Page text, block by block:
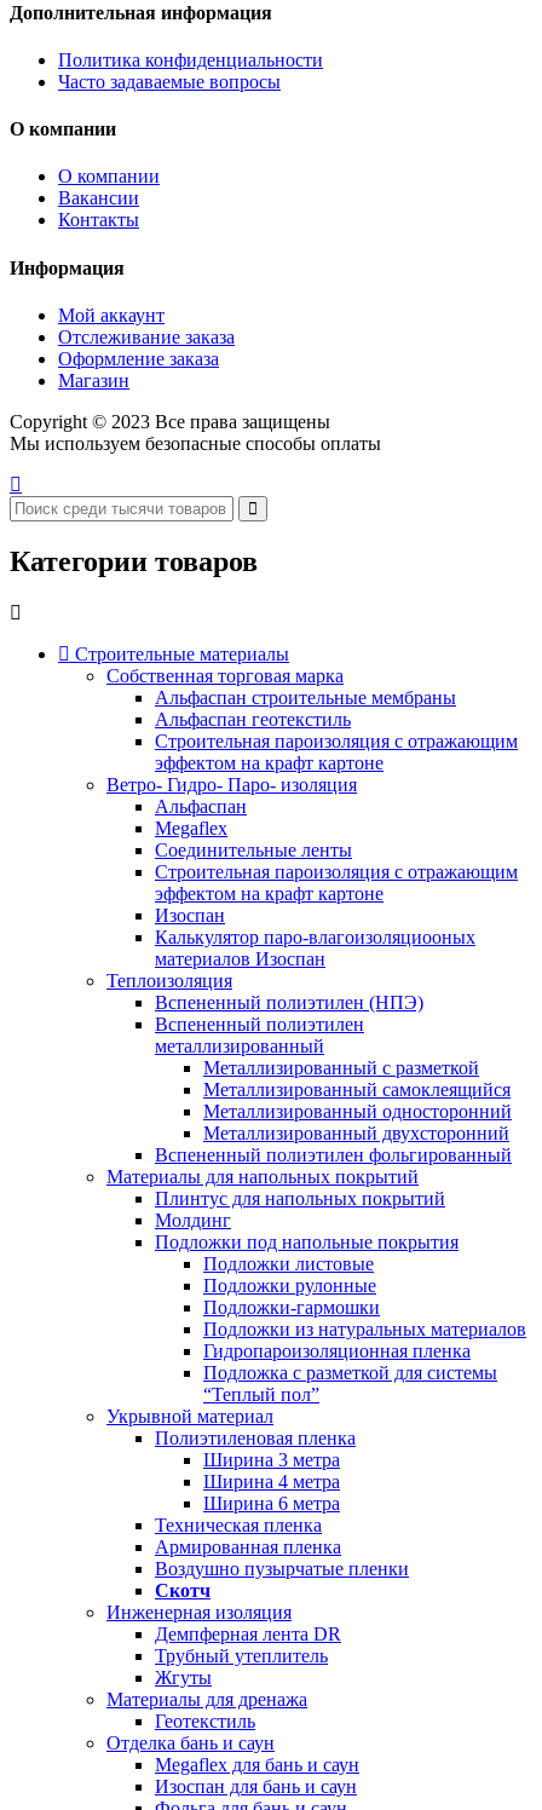
Дополнительная информация
Политика конфиденциальности
Часто задаваемые вопросы
О компании
О компании
Вакансии
Контакты
Информация
Мой аккаунт
Отслеживание заказа
Оформление заказа
Магазин
Copyright © 2023 Все права защищены
Мы используем безопасные способы оплаты
Категории товаров
Строительные материалы
Собственная торговая марка
Альфаспан строительные мембраны
Альфаспан геотекстиль
Строительная пароизоляция с отражающим
эффектом на крафт картоне
Ветро- Гидро- Паро- изоляция
Альфаспан
Megaflex
Соединительные ленты
Строительная пароизоляция с отражающим
эффектом на крафт картоне
Изоспан
Калькулятор паро-влагоизоляциооных
материалов Изоспан
Теплоизоляция
Вспененный полиэтилен (НПЭ)
Вспененный полиэтилен
металлизированный
Металлизированный с разметкой
Металлизированный самоклеящийся
Металлизированный односторонний
Металлизированный двухсторонний
Вспененный полиэтилен фольгированный
Материалы для напольных покрытий
Плинтус для напольных покрытий
Молдинг
Подложки под напольные покрытия
Подложки листовые
Подложки рулонные
Подложки-гармошки
Подложки из натуральных материалов
Гидропароизоляционная пленка
Подложка с разметкой для системы
“Теплый пол”
Укрывной материал
Полиэтиленовая пленка
Ширина 3 метра
Ширина 4 метра
Ширина 6 метра
Техническая пленка
Армированная пленка
Воздушно пузырчатые пленки
Скотч
Инженерная изоляция
Демпферная лента DR
Трубный утеплитель
Жгуты
Материалы для дренажа
Геотекстиль
Отделка бань и саун
Megaflex для бань и саун
Изоспан для бань и саун